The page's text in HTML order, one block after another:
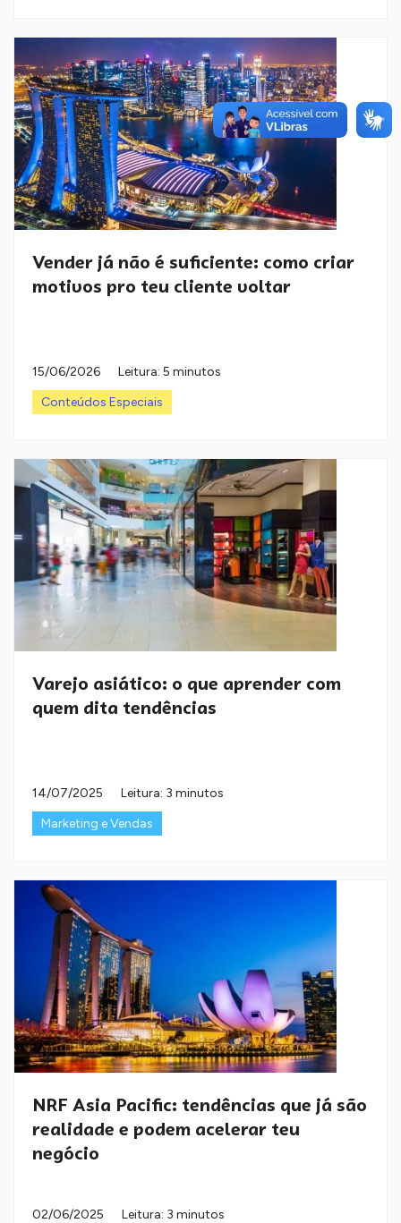
Vender já não é suficiente: como criar
motivos pro teu cliente voltar
15/06/2026
Leitura: 5 minutos
Conteúdos Especiais
Varejo asiático: o que aprender com
quem dita tendências
14/07/2025
Leitura: 3 minutos
Marketing e Vendas
NRF Asia Pacific: tendências que já são
realidade e podem acelerar teu
negócio
02/06/2025
Leitura: 3 minutos